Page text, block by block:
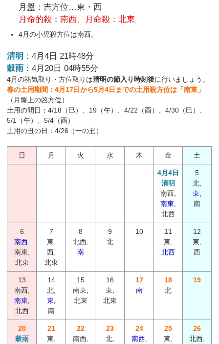
月盤：吉方位…東・西
月命的殺：南西、月命殺：北東
4月の小児殺方位は南西。
清明 ：4月4日 21時48分
穀雨 ：4月20日 04時55分
4月の祐気取り・方位取りは清明の節入り時刻後に行いましょう。
春の土用期間：4月17日から5月4日までの土用殺方位は「南東」
（月盤上の凶方位）
土用の間日：4/18（巳）、19（午）、4/22（酉）、4/30（巳）、
5/1（午）、5/4（酉）
土用の丑の日：4/26（一の丑）
日 月 火 水 木 金 土
4月4日
清明
南西,
南東
北西
5
北,
東
南
6
南西,
南東,
北東
7
東,
西,
北東
8
北西,
南
9
北
10
11
東,
北西
12
東,
西
13
南西,
南東
北西
14
北,
東
南
15
南東,
北東
16
東,
北東
17
南
18
北
19
20
穀雨
21
東,
22
南西,
23
北,
24
南西,
25
東,
26
北西,